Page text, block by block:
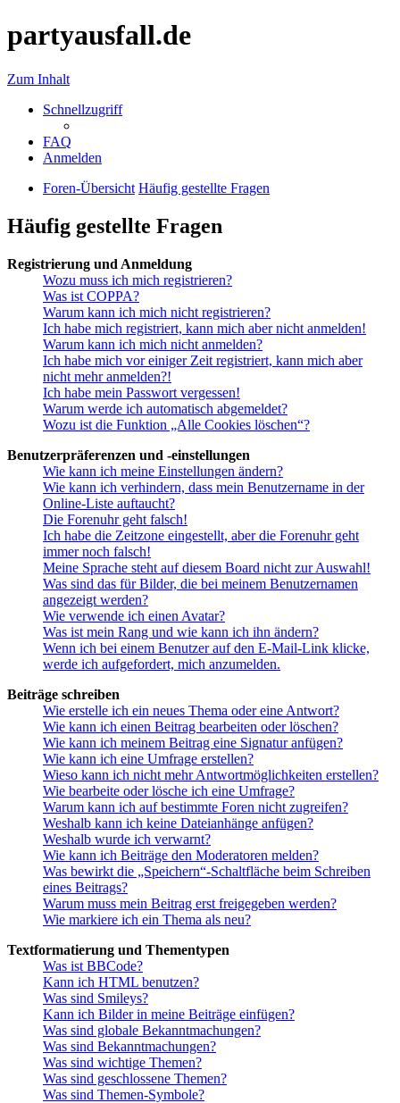
partyausfall.de
Zum Inhalt
Schnellzugriff
FAQ
Anmelden
Foren-Übersicht Häufig gestellte Fragen
Häufig gestellte Fragen
Registrierung und Anmeldung
Wozu muss ich mich registrieren?
Was ist COPPA?
Warum kann ich mich nicht registrieren?
Ich habe mich registriert, kann mich aber nicht anmelden!
Warum kann ich mich nicht anmelden?
Ich habe mich vor einiger Zeit registriert, kann mich aber
nicht mehr anmelden?!
Ich habe mein Passwort vergessen!
Warum werde ich automatisch abgemeldet?
Wozu ist die Funktion „Alle Cookies löschen“?
Benutzerpräferenzen und -einstellungen
Wie kann ich meine Einstellungen ändern?
Wie kann ich verhindern, dass mein Benutzername in der
Online-Liste auftaucht?
Die Forenuhr geht falsch!
Ich habe die Zeitzone eingestellt, aber die Forenuhr geht
immer noch falsch!
Meine Sprache steht auf diesem Board nicht zur Auswahl!
Was sind das für Bilder, die bei meinem Benutzernamen
angezeigt werden?
Wie verwende ich einen Avatar?
Was ist mein Rang und wie kann ich ihn ändern?
Wenn ich bei einem Benutzer auf den E-Mail-Link klicke,
werde ich aufgefordert, mich anzumelden.
Beiträge schreiben
Wie erstelle ich ein neues Thema oder eine Antwort?
Wie kann ich einen Beitrag bearbeiten oder löschen?
Wie kann ich meinem Beitrag eine Signatur anfügen?
Wie kann ich eine Umfrage erstellen?
Wieso kann ich nicht mehr Antwortmöglichkeiten erstellen?
Wie bearbeite oder lösche ich eine Umfrage?
Warum kann ich auf bestimmte Foren nicht zugreifen?
Weshalb kann ich keine Dateianhänge anfügen?
Weshalb wurde ich verwarnt?
Wie kann ich Beiträge den Moderatoren melden?
Was bewirkt die „Speichern“-Schaltfläche beim Schreiben
eines Beitrags?
Warum muss mein Beitrag erst freigegeben werden?
Wie markiere ich ein Thema als neu?
Textformatierung und Thementypen
Was ist BBCode?
Kann ich HTML benutzen?
Was sind Smileys?
Kann ich Bilder in meine Beiträge einfügen?
Was sind globale Bekanntmachungen?
Was sind Bekanntmachungen?
Was sind wichtige Themen?
Was sind geschlossene Themen?
Was sind Themen-Symbole?